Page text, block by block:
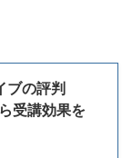
ブの評判
受講効果を